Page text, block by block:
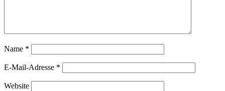
Name *
E-Mail-Adresse *
Website